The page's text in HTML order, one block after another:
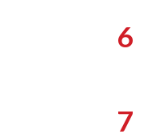
6
7